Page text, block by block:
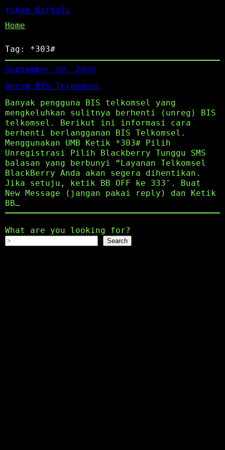
Yohan Naftali
Home
Tag: *303#
September 10, 2010
Unreg BIS Telkomsel
Banyak pengguna BIS telkomsel yang
mengkeluhkan sulitnya berhenti (unreg) BIS
telkomsel. Berikut ini informasi cara
berhenti berlangganan BIS Telkomsel.
Menggunakan UMB Ketik *303# Pilih
Unregistrasi Pilih Blackberry Tunggu SMS
balasan yang berbunyi “Layanan Telkomsel
BlackBerry Anda akan segera dihentikan.
Jika setuju, ketik BB OFF ke 333″. Buat
New Message (jangan pakai reply) dan Ketik
BB…
What are you looking for?
Search